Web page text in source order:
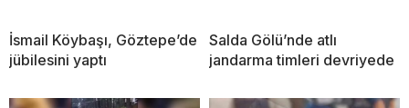
İsmail Köybaşı, Göztepe’de
jübilesini yaptı
Salda Gölü’nde atlı
jandarma timleri devriyede